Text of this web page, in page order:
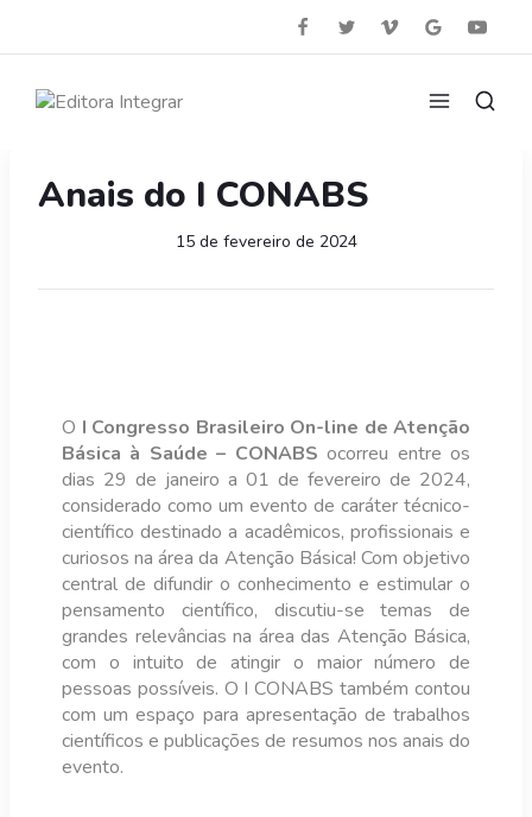
Anais do I CONABS
15 de fevereiro de 2024
O I Congresso Brasileiro On-line de Atenção
Básica à Saúde – CONABS ocorreu entre os
dias 29 de janeiro a 01 de fevereiro de 2024,
considerado como um evento de caráter técnico-
científico destinado a acadêmicos, profissionais e
curiosos na área da Atenção Básica! Com objetivo
central de difundir o conhecimento e estimular o
pensamento científico, discutiu-se temas de
grandes relevâncias na área das Atenção Básica,
com o intuito de atingir o maior número de
pessoas possíveis. O I CONABS também contou
com um espaço para apresentação de trabalhos
científicos e publicações de resumos nos anais do
evento.